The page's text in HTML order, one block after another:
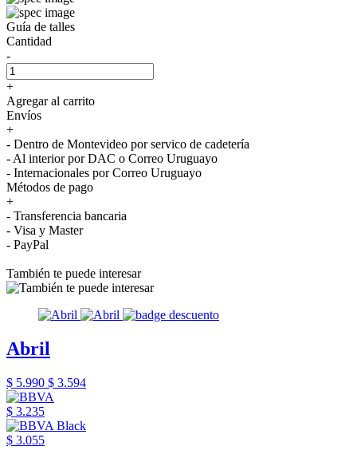
Guía de talles
Cantidad
-
+
Agregar al carrito
Envíos
+
- Dentro de Montevideo por servico de cadetería
- Al interior por DAC o Correo Uruguayo
- Internacionales por Correo Uruguayo
Métodos de pago
+
- Transferencia bancaria
- Visa y Master
- PayPal
También te puede interesar
Abril
$ 5.990 $ 3.594
$ 3.235
$ 3.055